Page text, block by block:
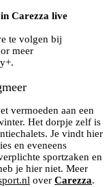
Carezza live
te volgen bij
meer
vermoeden aan een
Het dorpje zelf is
Je vindt hier
en eveneens
sportzaken en
je hier niet. Meer
over Carezza.